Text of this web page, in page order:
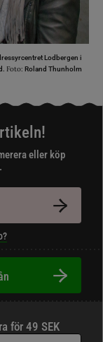
Lodbergen i
Foto: Roland Thunholm
eller köp